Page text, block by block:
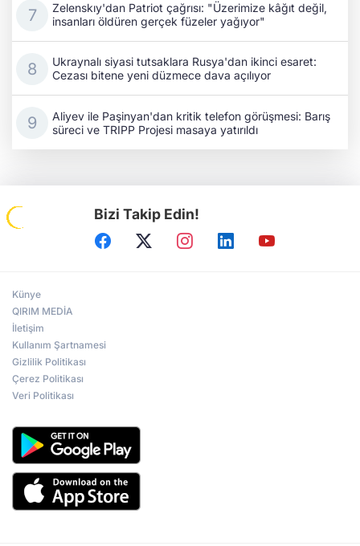
Zelenskıy'dan Patriot çağrısı: "Üzerimize kâğıt değil,
insanları öldüren gerçek füzeler yağıyor"
Ukraynalı siyasi tutsaklara Rusya'dan ikinci esaret:
Cezası bitene yeni düzmece dava açılıyor
Aliyev ile Paşinyan'dan kritik telefon görüşmesi: Barış
süreci ve TRIPP Projesi masaya yatırıldı
Bizi Takip Edin!
Künye
QIRIM MEDİA
İletişim
Kullanım Şartnamesi
Gizlilik Politikası
Çerez Politikası
Veri Politikası